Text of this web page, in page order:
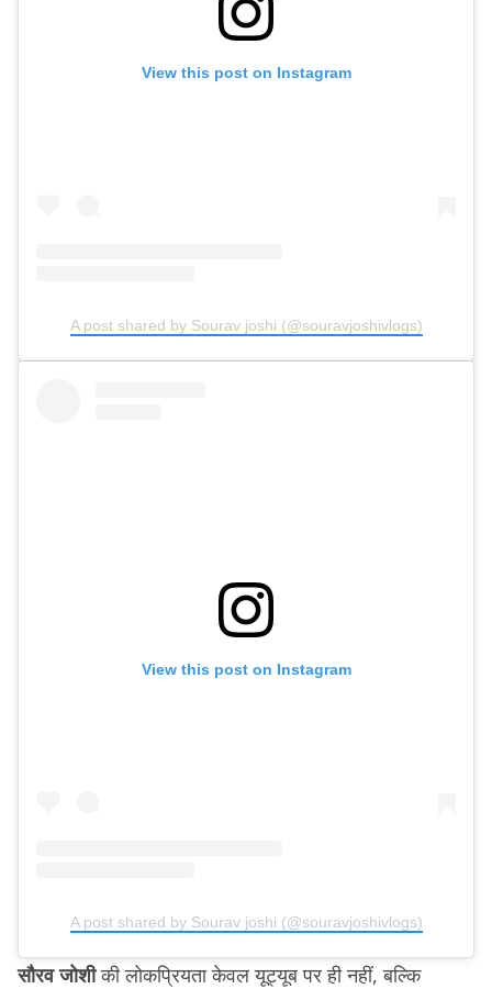
View this post on Instagram
A post shared by Sourav joshi (@souravjoshivlogs)
View this post on Instagram
A post shared by Sourav joshi (@souravjoshivlogs)
सौरव जोशीकी लोकप्रियता केवल यूट्यूब पर ही नहीं, बल्कि